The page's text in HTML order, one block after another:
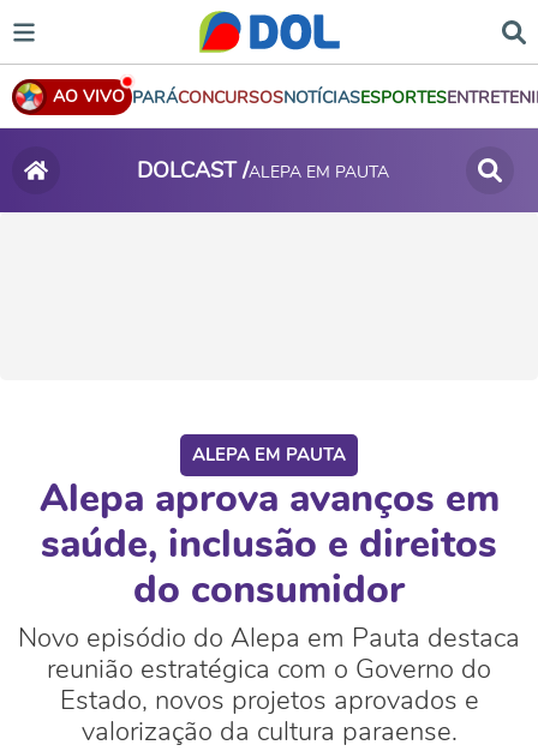
AO VIVO PARÁCONCURSOSNOTÍCIASESPORTES
DOLCAST /ALEPA EM PAUTA
ALEPA EM PAUTA
Alepa aprova avanços em
saúde, inclusão e direitos
do consumidor
Novo episódio do Alepa em Pauta destaca
reunião estratégica com o Governo do
Estado, novos projetos aprovados e
valorização da cultura paraense.